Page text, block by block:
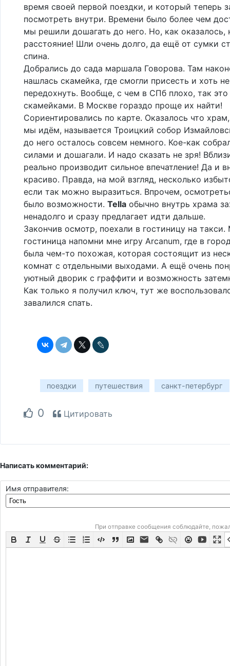
время своей первой поездки, и который теперь
посмотреть внутри. Времени было более чем
мы решили дошагать до него. Но, как оказалось,
расстояние! Шли очень долго, да ещё от сумки
спина.
Добрались до сада маршала Говорова. Там
нашлась скамейка, где смогли присесть и хоть
передохнуть. Вообще, с чем в СПб плохо, так это
скамейками. В Москве гораздо проще их найти!
Сориентировались по карте. Оказалось что
мы идём, называется Троицкий собор
до него осталось совсем немного. Кое-как
силами и дошагали. И надо сказать не зря!
реально производит сильное впечатление! Да и
красиво. Правда, на мой взгляд, несколько
если так можно выразиться. Впрочем,
было возможности. Tella обычно внутрь храма
ненадолго и сразу предлагает идти дальше.
Закончив осмотр, поехали в гостиницу на
гостиница напомни мне игру Arcanum, где в
была чем-то похожая, которая состоящит из
комнат с отдельными выходами. А ещё очень
уютный дворик с граффити и возможность
Как только я получил ключ, тут же
завалился спать.
поездки путешествия санкт-петербург
0 Цитировать
Написать комментарий:
Имя отправителя:
При отправке сообщения соблюдайте,